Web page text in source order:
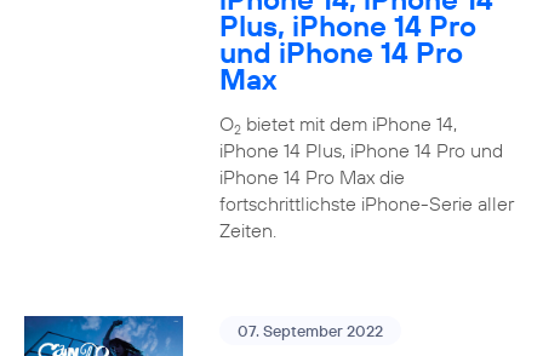
Plus, iPhone 14 Pro
und iPhone 14 Pro
Max
O2bietet mit dem iPhone 14,
iPhone 14 Plus, iPhone 14 Pro und
iPhone 14 Pro Max die
fortschrittlichste iPhone-Serie aller
Zeiten.
07. September 2022